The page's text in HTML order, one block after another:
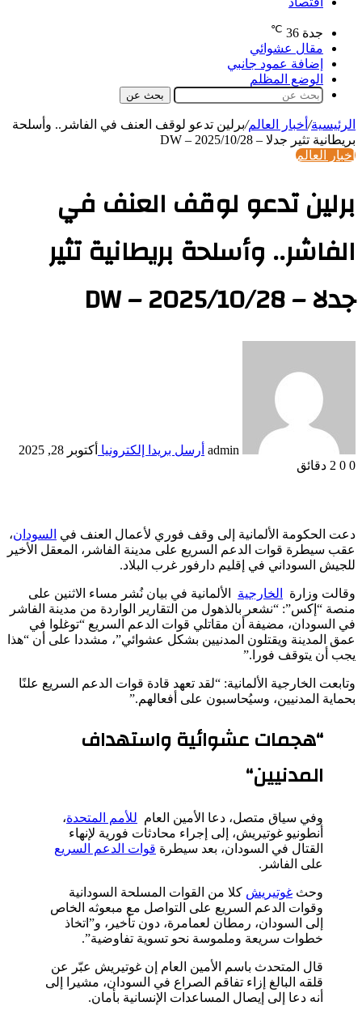
جدة 36
℃
مقال عشوائي
إضافة عمود جانبي
الوضع المظلم
بحث عن
الرئيسية/ أخبار العالم/برلين تدعو لوقف العنف في الفاشر.. وأسلحة
بريطانية تثير جدلا – DW – 2025/10/28
أخبار العالم
برلين تدعو لوقف العنف في
الفاشر.. وأسلحة بريطانية تثير
جدلا – DW – 2025/10/28
admin أرسل بريدا إلكترونيا أكتوبر 28, 2025
0
2 دقائق
دعت الحكومة الألمانية إلى وقف فوري لأعمال العنف في السودان،
عقب سيطرة قوات الدعم السريع على مدينة الفاشر، المعقل الأخير
للجيش السوداني في إقليم دارفور غرب البلاد.
وقالت وزارة الخارجية الألمانية في بيان نُشر مساء الاثنين على
منصة “إكس”: “نشعر بالذهول من التقارير الواردة من مدينة الفاشر
في السودان، مضيفة أن مقاتلي قوات الدعم السريع “توغلوا في
عمق المدينة ويقتلون المدنيين بشكل عشوائي”، مشددا على أن “هذا
يجب أن يتوقف فورا.”
وتابعت الخارجية الألمانية: “لقد تعهد قادة قوات الدعم السريع علنًا
بحماية المدنيين، وسيُحاسبون على أفعالهم.”
“هجمات عشوائية واستهداف
المدنيين“
وفي سياق متصل، دعا الأمين العام للأمم المتحدة،
أنطونيو غوتيريش، إلى إجراء محادثات فورية لإنهاء
القتال في السودان، بعد سيطرة قوات الدعم السريع
على الفاشر.
وحث غوتيريش كلا من القوات المسلحة السودانية
وقوات الدعم السريع على التواصل مع مبعوثه الخاص
إلى السودان، رمطان لعمامرة، دون تأخير، و”اتخاذ
خطوات سريعة وملموسة نحو تسوية تفاوضية”.
قال المتحدث باسم الأمين العام إن غوتيريش عبّر عن
قلقه البالغ إزاء تفاقم الصراع في السودان، مشيرا إلى
أنه دعا إلى إيصال المساعدات الإنسانية بأمان.